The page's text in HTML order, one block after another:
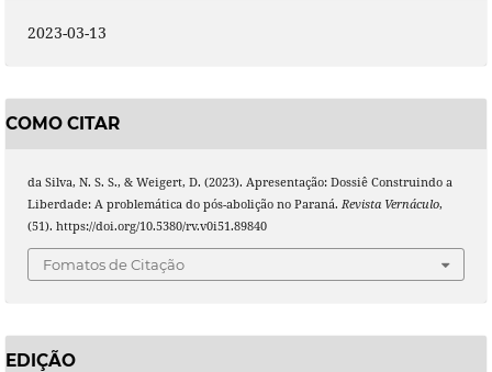
2023-03-13
COMO CITAR
da Silva, N. S. S., & Weigert, D. (2023). Apresentação: Dossiê Construindo a
Liberdade: A problemática do pós-abolição no Paraná. Revista Vernáculo,
(51). https://doi.org/10.5380/rv.v0i51.89840
Fomatos de Citação
EDIÇÃO